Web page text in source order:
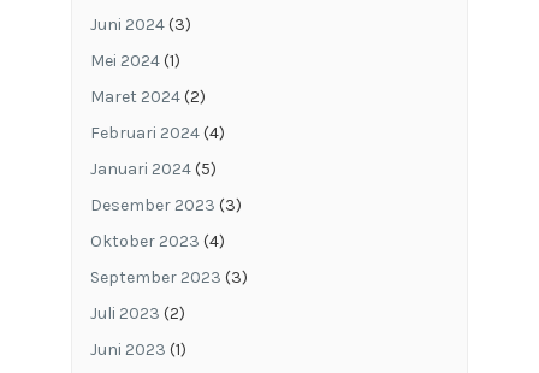
Juni 2024(3)
Mei 2024(1)
Maret 2024(2)
Februari 2024(4)
Januari 2024(5)
Desember 2023 (3)
Oktober 2023 (4)
September 2023 (3)
Juli 2023 (2)
Juni 2023 (1)